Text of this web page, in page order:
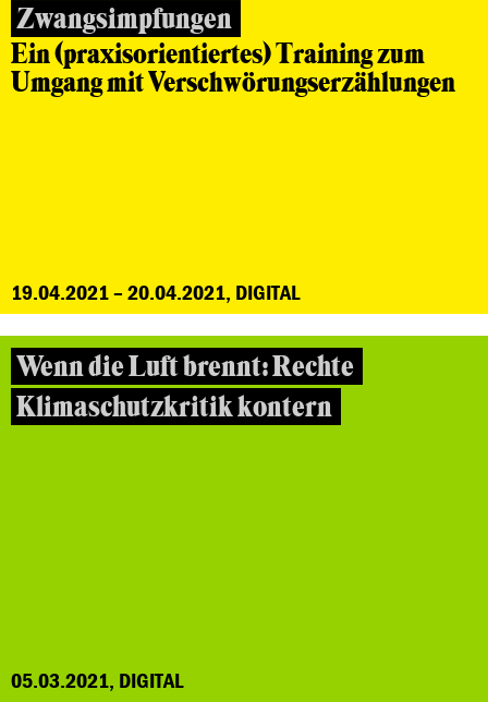
Zwangsimpfungen
Ein (praxisorientiertes) Training zum
Umgang mit Verschwörungserzählungen
19.04.2021 – 20.04.2021, DIGITAL
Wenn die Luft brennt: Rechte
Klimaschutzkritik kontern
05.03.2021, DIGITAL